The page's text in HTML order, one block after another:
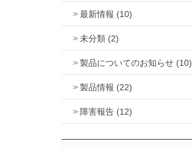
最新情報 (10)
未分類 (2)
製品についてのお知らせ (10)
製品情報 (22)
障害報告 (12)